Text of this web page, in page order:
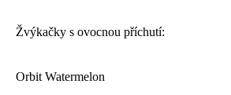
Žvýkačky s ovocnou příchutí:
Orbit Watermelon